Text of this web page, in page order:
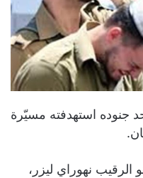
جنوده استهدفته مسيّرة
الرقيب نهوراي ليزر،